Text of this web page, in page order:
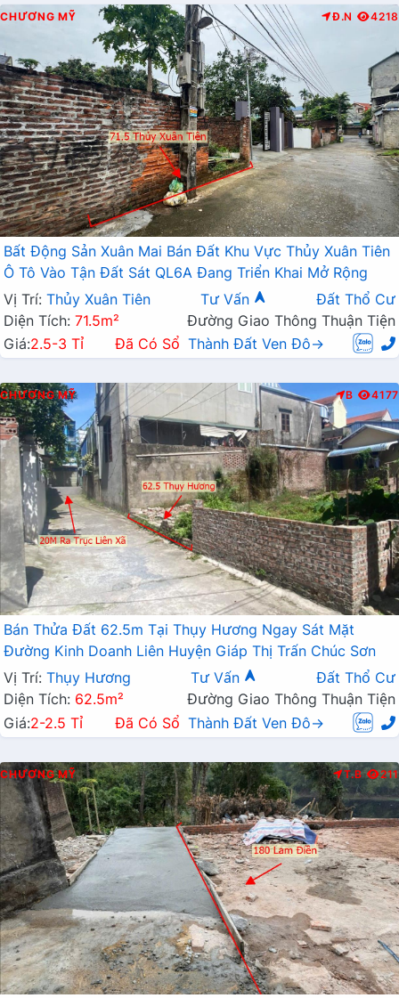
CHƯƠNG MỸ Đ.N 4218
Bất Động Sản Xuân Mai Bán Đất Khu Vực Thủy Xuân Tiên
Ô Tô Vào Tận Đất Sát QL6A Đang Triển Khai Mở Rộng
Vị Trí: Thủy Xuân Tiên Tư Vấn
Đất Thổ Cư
Diện Tích: 71.5m²
Đường Giao Thông Thuận Tiện
Giá:2.5-3 Tỉ Đã Có Sổ Thành Đất Ven Đô→
CHƯƠNG MỸ B 4177
Bán Thửa Đất 62.5m Tại Thụy Hương Ngay Sát Mặt
Đường Kinh Doanh Liên Huyện Giáp Thị Trấn Chúc Sơn
Vị Trí: Thụy Hương Tư Vấn
Đất Thổ Cư
Diện Tích: 62.5m²
Đường Giao Thông Thuận Tiện
Giá:2-2.5 Tỉ Đã Có Sổ Thành Đất Ven Đô→
CHƯƠNG MỸ T.B 211